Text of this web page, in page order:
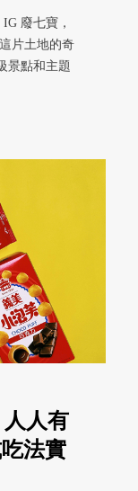
廢七寶，
片土地的奇
景點和主題
人人有
法實